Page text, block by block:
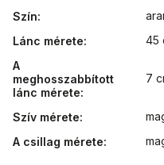
Szín:
Lánc mérete:
45
A
meghosszabbított
lánc mérete:
7
Szív mérete:
A csillag mérete: